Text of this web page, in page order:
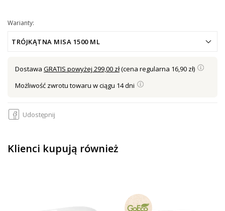
Warianty:
TRÓJKĄTNA MISA 1500 ML
Dostawa GRATIS powyżej 299,00 zł(cena regularna 16,90 zł)
Możliwość zwrotu towaru w ciągu 14 dni
Udostępnij
Klienci kupują również